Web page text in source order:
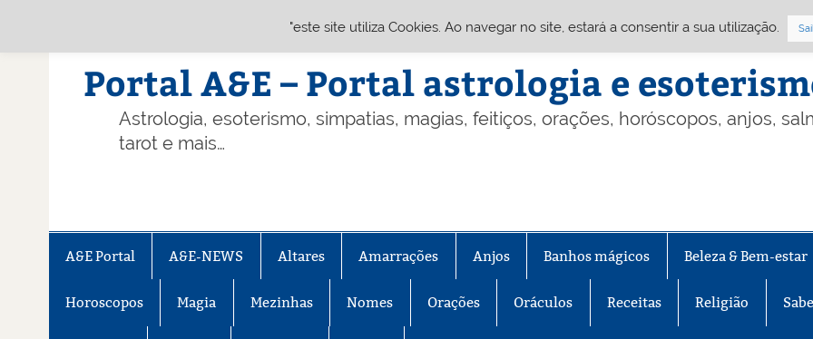
Portal A&E – Portal astrologia e
Astrologia, esoterismo, simpatias, magias, feitiços, orações, horóscopos, anjos,
tarot e mais…
A&E Portal A&E-NEWS Altares Amarrações Anjos Banhos mágicos Beleza & Bem-estar
Horoscopos Magia Mezinhas Nomes Orações Oráculos Receitas Religião
"este site utiliza Cookies. Ao navegar no site, estará a consentir a sua utilização.